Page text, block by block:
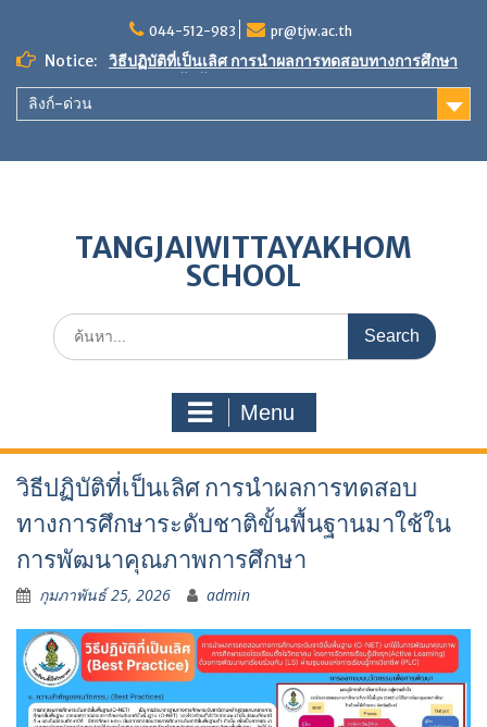
044-512-983 pr@tjw.ac.th
Notice:
วิธีปฏิบัติที่เป็นเลิศ การนำผลการทดสอบทางการศึกษา
ระดับชาติขั้นพื้นฐานมาใช้ในการพัฒนาคุณภาพการ
ลิงก์-ด่วน
TANGJAIWITTAYAKHOM
SCHOOL
Menu
วิธีปฏิบัติที่เป็นเลิศ การนำผลการทดสอบ
ทางการศึกษาระดับชาติขั้นพื้นฐานมาใช้ใน
การพัฒนาคุณภาพการศึกษา
กุมภาพันธ์ 25, 2026 admin